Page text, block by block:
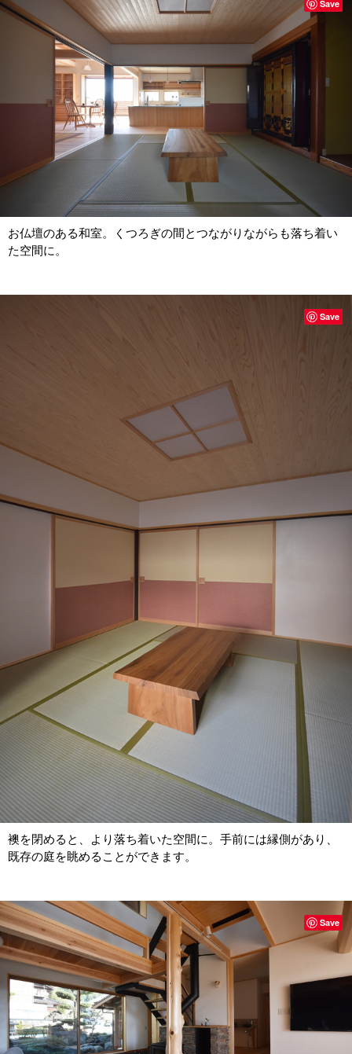
お仏壇のある和室。くつろぎの間とつながりながらも落ち着い
た空間に。
Save
襖を閉めると、より落ち着いた空間に。手前には縁側があり、
既存の庭を眺めることができます。
Save
Save